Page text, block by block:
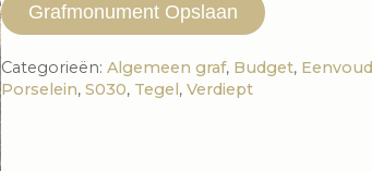
Grafmonument Opslaan
Categorieën: Algemeen graf, Budget,
Porselein, S030, Tegel, Verdiept